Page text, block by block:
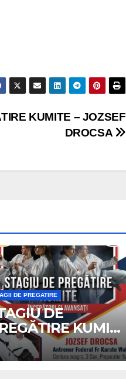
KUMITE – JOZSEF
DROCSA
DE PREGATIRE
DE
KUMITE
DROCSA